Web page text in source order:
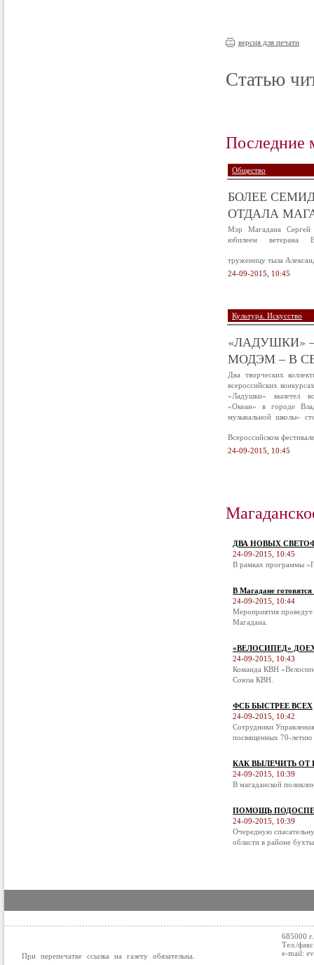
версия для печати
Статью
Последние
Общество
БОЛЕЕ
ОТДАЛА
Мэр Магадана Сергей
юбилеем ветерана
труженицу тыла
24-09-2015, 10:45
Культура. Искусство
«ЛАДУШКИ»
МОДЭМ – В
Два творческих
всероссийских
«Ладушки» вылетел
«Океан» в городе
музыкальной школы»
Всероссийском
24-09-2015, 10:45
ДВА НОВЫХ
24-09-2015, 10:45
В рамках программы
В Магадане
24-09-2015, 10:44
Мероприятия
Магадана.
«ВЕЛОСИПЕД»
24-09-2015, 10:43
Команда КВН
Союза КВН.
ФСБ БЫСТРЕЕ ВСЕХ
24-09-2015, 10:42
Сотрудники
посвященных 70-летию
КАК ВЫЛЕЧИТЬ ОТ
24-09-2015, 10:39
В магаданской
ПОМОЩЬ
24-09-2015, 10:39
Очередную
области в районе
При перепечатке ссылка на газету обязательна.
685000
Тел./
e-mail: